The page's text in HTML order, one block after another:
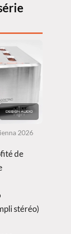
2026
de
stéréo)